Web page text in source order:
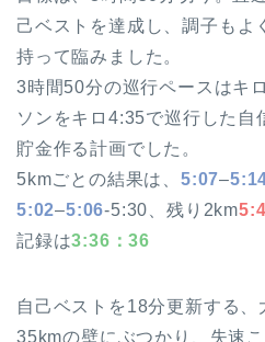
己ベストを達成し、調子もよ
持って臨みました。
3時間50分の巡行ペースはキ
ソンをキロ4:35で巡行した自
貯金作る計画でした。
5kmごとの結果は、 5:07–
5:02–5:06-5:30、残り2km
記録は3:36：36
自己ベストを18分更新する、
35kmの壁にぶつかり、失速